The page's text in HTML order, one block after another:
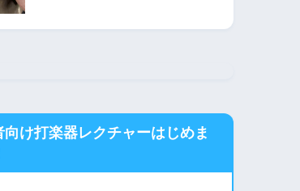
向け打楽器レクチャーはじめま